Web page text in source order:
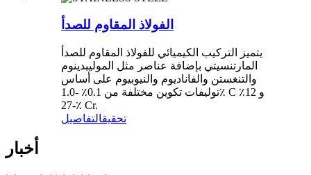
الفولاذ المقاوم للصدأ
يتميز التركيب الكيميائي للفولاذ المقاوم للصدأ
المارتنسيتي بإضافة عناصر مثل الموليبدينوم
والتنغستن والفاناديوم والنيوبيوم على أساس
توليفات تكوين مختلفة من 0.1٪ -1.0٪ C و 12٪
-27٪ Cr.
تحقيقالتفاصيل
أخبار